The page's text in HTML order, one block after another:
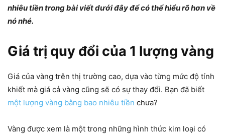
nhiêu tiền trong bài viết dưới đây để có thể hiểu rõ hơn về
nó nhé.
Giá trị quy đổi của 1 lượng vàng
Giá của vàng trên thị trường cao, dựa vào từng mức độ tính
khiết mà giá cả vàng cũng sẽ có sự thay đổi. Bạn đã biết
một lượng vàng bằng bao nhiêu tiền chưa?
Vàng được xem là một trong những hình thức kim loại có